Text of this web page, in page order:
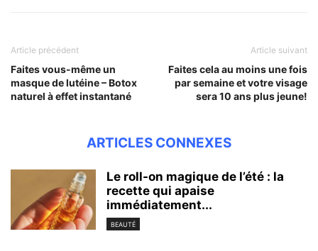
Article précédent
Faites vous-même un
masque de lutéine – Botox
naturel à effet instantané
Article suivant
Faites cela au moins une fois
par semaine et votre visage
sera 10 ans plus jeune!
ARTICLES CONNEXES
Le roll-on magique de l’été : la
recette qui apaise
immédiatement...
BEAUTÉ